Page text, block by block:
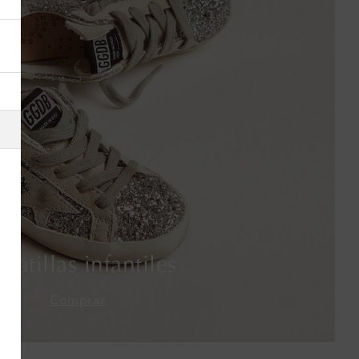
infantiles
Alemania
Antigua y Barbuda
Arabia Saudí
Argelia
Argentina
Armenia